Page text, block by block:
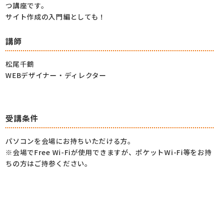
つ講座です。
サイト作成の入門編としても！
講師
松尾千鶴
WEBデザイナー・ディレクター
受講条件
パソコンを会場にお持ちいただける方。
※会場でFree Wi-Fiが使用できますが、ポケットWi-Fi等をお持
ちの方はご持参ください。